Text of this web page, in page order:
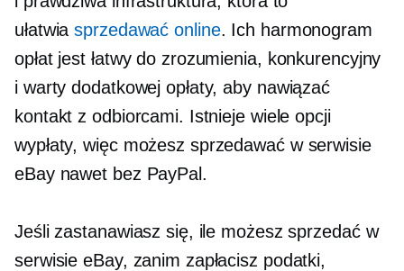
ułatwiasprzedawać online. Ich harmonogram
opłat jest łatwy do zrozumienia, konkurencyjny
i warty dodatkowej opłaty, aby nawiązać
kontakt z odbiorcami. Istnieje wiele opcji
wypłaty, więc możesz sprzedawać w serwisie
eBay nawet bez PayPal.
Jeśli zastanawiasz się, ile możesz sprzedać w
serwisie eBay, zanim zapłacisz podatki,